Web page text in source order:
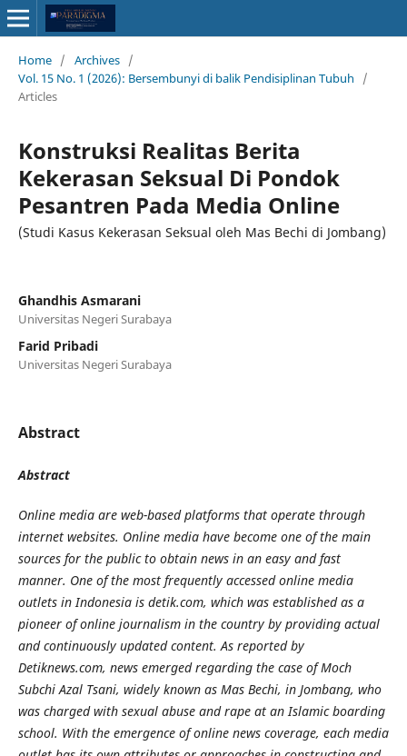
Home / Archives /
Vol. 15 No. 1 (2026): Bersembunyi di balik Pendisiplinan Tubuh
/
Articles
Konstruksi Realitas Berita
Kekerasan Seksual Di Pondok
Pesantren Pada Media Online
(Studi Kasus Kekerasan Seksual oleh Mas Bechi di Jombang)
Ghandhis Asmarani
Universitas Negeri Surabaya
Farid Pribadi
Universitas Negeri Surabaya
Abstract
Abstract
Online media are web-based platforms that operate through
internet websites. Online media have become one of the main
sources for the public to obtain news in an easy and fast
manner. One of the most frequently accessed online media
outlets in Indonesia is detik.com, which was established as a
pioneer of online journalism in the country by providing actual
and continuously updated content. As reported by
Detiknews.com, news emerged regarding the case of Moch
Subchi Azal Tsani, widely known as Mas Bechi, in Jombang, who
was charged with sexual abuse and rape at an Islamic boarding
school. With the emergence of online news coverage, each media